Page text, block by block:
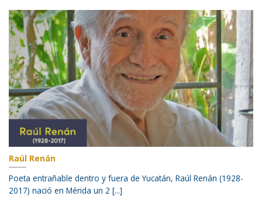
Raúl Renán
Poeta entrañable dentro y fuera de Yucatán, Raúl Renán (1928-
2017) nació en Mérida un 2 [...]